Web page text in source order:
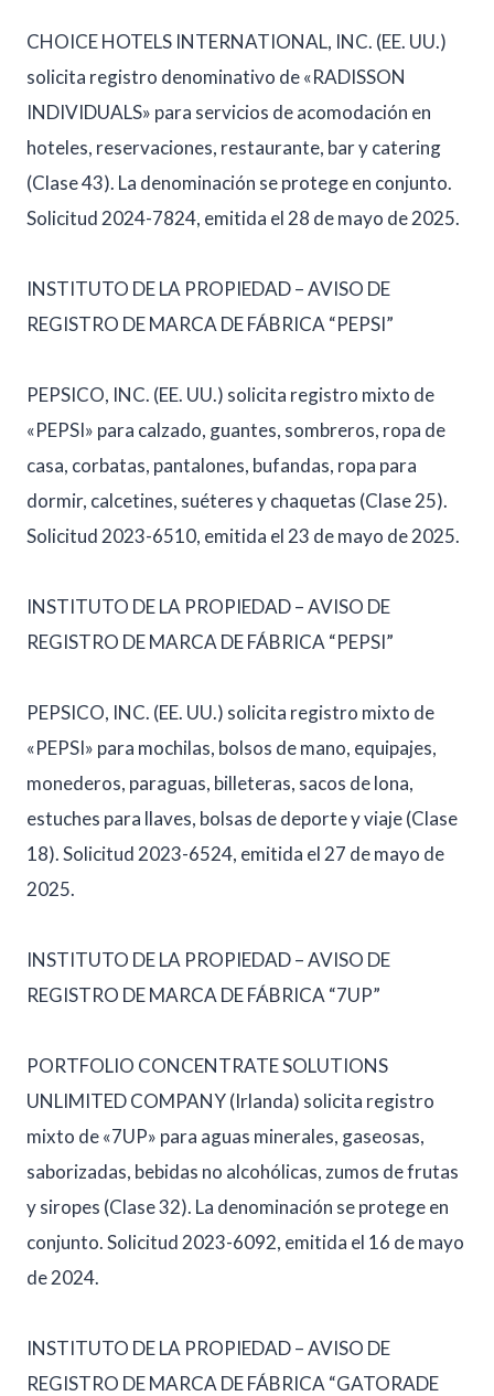
CHOICE HOTELS INTERNATIONAL, INC. (EE. UU.)
solicita registro denominativo de «RADISSON
INDIVIDUALS» para servicios de acomodación en
hoteles, reservaciones, restaurante, bar y catering
(Clase 43). La denominación se protege en conjunto.
Solicitud 2024-7824, emitida el 28 de mayo de 2025.
INSTITUTO DE LA PROPIEDAD – AVISO DE
REGISTRO DE MARCA DE FÁBRICA “PEPSI”
PEPSICO, INC. (EE. UU.) solicita registro mixto de
«PEPSI» para calzado, guantes, sombreros, ropa de
casa, corbatas, pantalones, bufandas, ropa para
dormir, calcetines, suéteres y chaquetas (Clase 25).
Solicitud 2023-6510, emitida el 23 de mayo de 2025.
INSTITUTO DE LA PROPIEDAD – AVISO DE
REGISTRO DE MARCA DE FÁBRICA “PEPSI”
PEPSICO, INC. (EE. UU.) solicita registro mixto de
«PEPSI» para mochilas, bolsos de mano, equipajes,
monederos, paraguas, billeteras, sacos de lona,
estuches para llaves, bolsas de deporte y viaje (Clase
18). Solicitud 2023-6524, emitida el 27 de mayo de
2025.
INSTITUTO DE LA PROPIEDAD – AVISO DE
REGISTRO DE MARCA DE FÁBRICA “7UP”
PORTFOLIO CONCENTRATE SOLUTIONS
UNLIMITED COMPANY (Irlanda) solicita registro
mixto de «7UP» para aguas minerales, gaseosas,
saborizadas, bebidas no alcohólicas, zumos de frutas
y siropes (Clase 32). La denominación se protege en
conjunto. Solicitud 2023-6092, emitida el 16 de mayo
de 2024.
INSTITUTO DE LA PROPIEDAD – AVISO DE
REGISTRO DE MARCA DE FÁBRICA “GATORADE